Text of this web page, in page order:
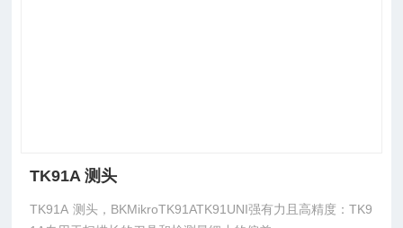
TK91A 测头
TK91A 测头，BKMikroTK91ATK91UNI强有力且高精度：TK9